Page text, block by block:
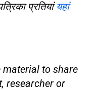
प्रतियांयहां
material to share
researcher or